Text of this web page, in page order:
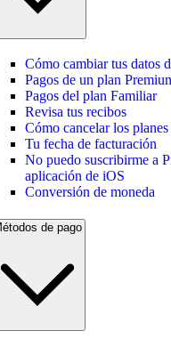
Cómo cambiar tus datos
Pagos de un plan
Pagos del plan Familiar
Revisa tus recibos
Cómo cancelar los
Tu fecha de facturación
No puedo suscribirme a
aplicación de iOS
Conversión de moneda